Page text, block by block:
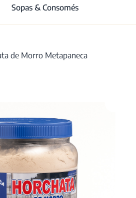
Sopas & Consomés
de Morro Metapaneca